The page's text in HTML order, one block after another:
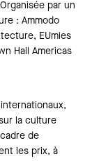
par un
: Ammodo
EUmies
Hall Americas
la culture
de
les prix, à